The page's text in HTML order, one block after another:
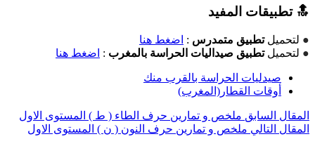
🔝 تطبيقات المفيد
● لتحميلتطبيق متمدرس : اضغط هنا
● لتحميلتطبيق صيداليات الحراسة بالمغرب : اضغط هنا
صيدليات الحراسة بالقرب منك
أوقات القطار(المغرب)
المقال السابق ملخص و تمارين حرف الطاء ( ط ) المستوى الاول
المقال التالي ملخص و تمارين حرف النون ( ن ) المستوى الاول